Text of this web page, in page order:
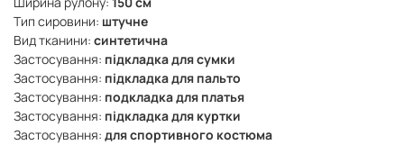
Тип сировини: штучне
Вид тканини: синтетична
Застосування: підкладка для сумки
Застосування: підкладка для пальто
Застосування: подкладка для платья
Застосування: підкладка для куртки
Застосування: для спортивного костюма